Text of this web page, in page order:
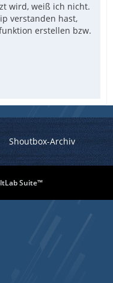
wird, weiß ich nicht.
verstanden hast,
erstellen bzw.
Shoutbox-Archiv
Suite™